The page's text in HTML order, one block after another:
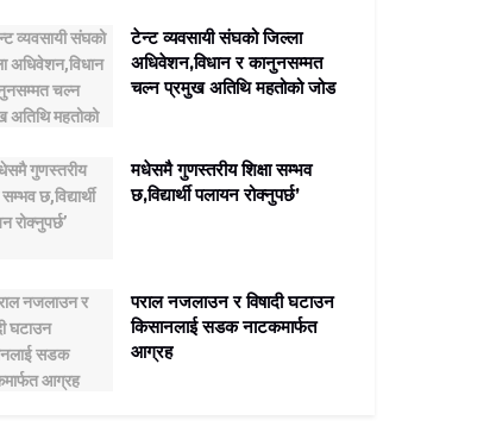
टेन्ट व्यवसायी संघको जिल्ला
अधिवेशन,विधान र कानुनसम्मत
चल्न प्रमुख अतिथि महतोको जोड
मधेसमै गुणस्तरीय शिक्षा सम्भव
छ,विद्यार्थी पलायन रोक्नुपर्छ’
पराल नजलाउन र विषादी घटाउन
किसानलाई सडक नाटकमार्फत
आग्रह